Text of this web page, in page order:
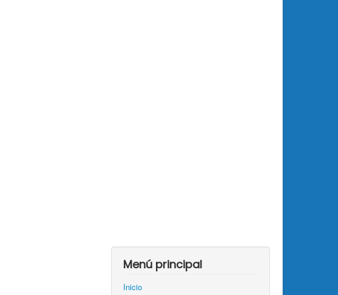
Menú principal
Inicio